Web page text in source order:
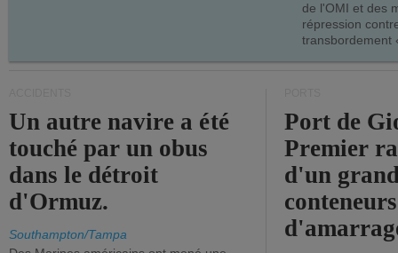
de l'OMI et des
répression
transbordement
Un autre navire a été
touché par un obus
dans le détroit
d'Ormuz.
Southampton/Tampa
Port de
Premier
d'un